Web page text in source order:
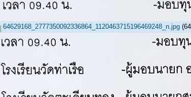
64629168_2777350092336864_1120463715196469248_n.jpg